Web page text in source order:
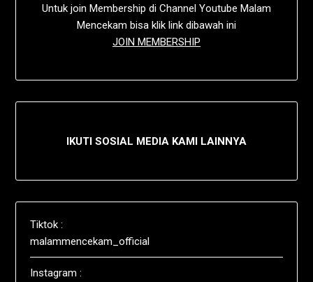
Untuk join Membership di Channel Youtube Malam
Mencekam bisa klik link dibawah ini
JOIN MEMBERSHIP
IKUTI SOSIAL MEDIA KAMI LAINNYA
Tiktok :
malammencekam_official
Instagram :